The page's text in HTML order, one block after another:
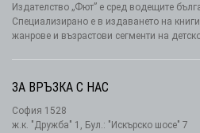
Издателство „Фют” е сред водещите
Специализирано е в издаването на
жанрове и възрастови сегменти на
ЗА ВРЪЗКА С НАС
София 1528
ж.к. "Дружба" 1, Бул.: "Искърско шосе" 7